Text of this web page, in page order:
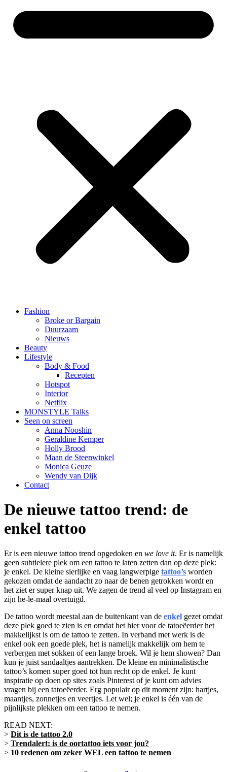
Fashion
Broke or Bargain
Duurzaam
Nieuws
Beauty
Lifestyle
Body & Food
Recepten
Hotspot
Interior
Netflix
MONSTYLE Talks
Seen on screen
Anna Nooshin
Geraldine Kemper
Holly Brood
Maan de Steenwinkel
Monica Geuze
Wendy van Dijk
Contact
De nieuwe tattoo trend: de
enkel tattoo
Er is een nieuwe tattoo trend opgedoken en we love it. Er is namelijk
geen subtielere plek om een tattoo te laten zetten dan op deze plek:
je enkel. De kleine sierlijke en vaag langwerpige tattoo’s worden
gekozen omdat de aandacht zo naar de benen getrokken wordt en
het ziet er super knap uit. We zagen de trend al veel op Instagram en
zijn he-le-maal overtuigd.
De tattoo wordt meestal aan de buitenkant van de enkel gezet omdat
deze plek goed te zien is en omdat het hier voor de tatoeëerder het
makkelijkst is om de tattoo te zetten. In verband met werk is de
enkel ook een goede plek, het is namelijk makkelijk om hem te
verbergen met sokken of een lange broek. Wil je hem showen? Dan
kun je juist sandaaltjes aantrekken. De kleine en minimalistische
tattoo’s komen super goed tot hun recht op de enkel. Je kunt
inspiratie op doen op sites zoals Pinterest of je kunt om advies
vragen bij een tatoeëerder. Erg populair op dit moment zijn: hartjes,
maantjes, zonnetjes en veertjes. Let wel; je enkel is één van de
pijnlijkste plekken om een tattoo te nemen.
READ NEXT:
> Dit is de tattoo 2.0
> Trendalert: is de oortattoo iets voor jou?
> 10 redenen om zeker WEL een tattoo te nemen